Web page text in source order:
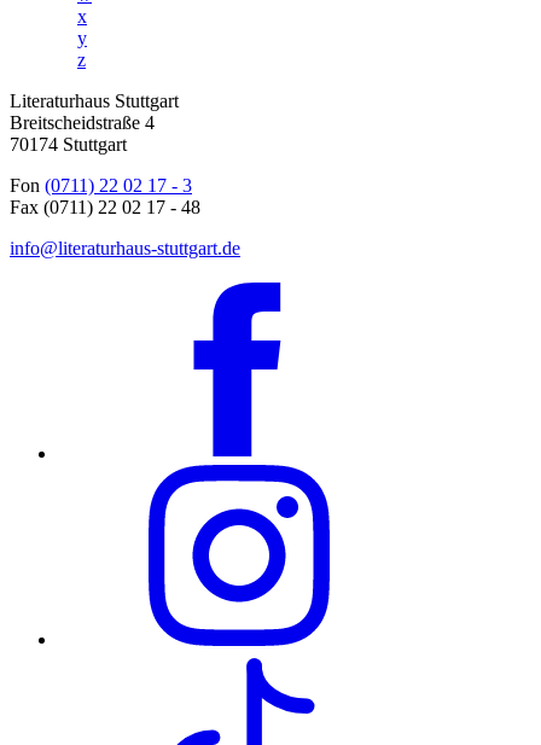
x
y
z
Literaturhaus Stuttgart
Breitscheidstraße 4
70174 Stuttgart
Fon (0711) 22 02 17 - 3
Fax (0711) 22 02 17 - 48
info@literaturhaus-stuttgart.de